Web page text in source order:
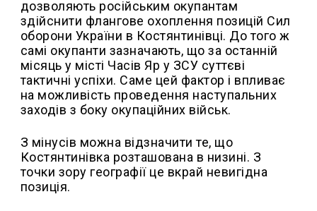
дозволяють російським окупантам
здійснити флангове охоплення позицій Сил
оборони України в Костянтинівці. До того ж
самі окупанти зазначають, що за останній
місяць у місті Часів Яр у ЗСУ суттєві
тактичні успіхи. Саме цей фактор і впливає
на можливість проведення наступальних
заходів з боку окупаційних військ.
З мінусів можна відзначити те, що
Костянтинівка розташована в низині. З
точки зору географії це вкрай невигідна
позиція.